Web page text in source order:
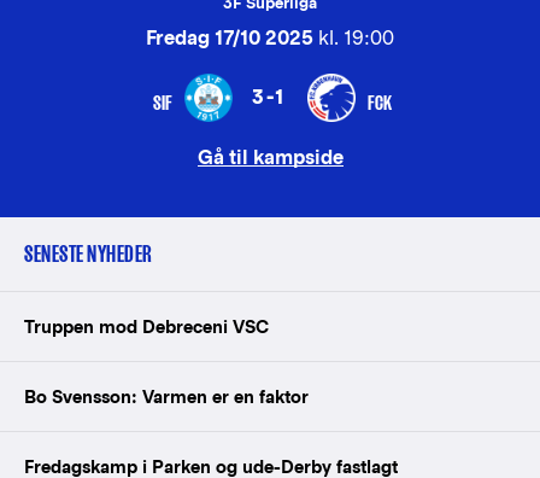
Fredag 17/10 2025 kl. 19:00
SIF 3-1 FCK
Gå til kampside
SENESTE NYHEDER
Truppen mod Debreceni VSC
Bo Svensson: Varmen er en faktor
Fredagskamp i Parken og ude-Derby fastlagt